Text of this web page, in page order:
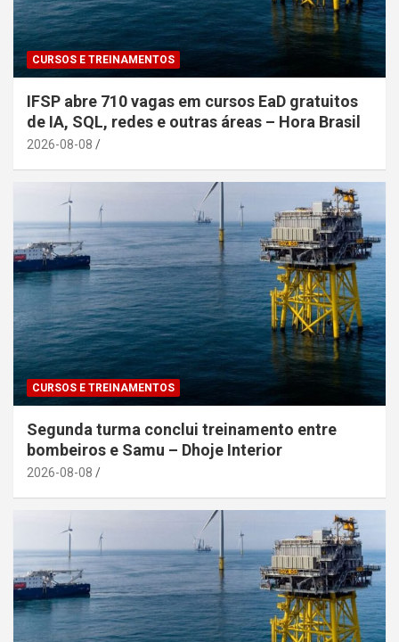
CURSOS E TREINAMENTOS
IFSP abre 710 vagas em cursos EaD gratuitos
de IA, SQL, redes e outras áreas – Hora Brasil
2026-08-08
CURSOS E TREINAMENTOS
Segunda turma conclui treinamento entre
bombeiros e Samu – Dhoje Interior
2026-08-08